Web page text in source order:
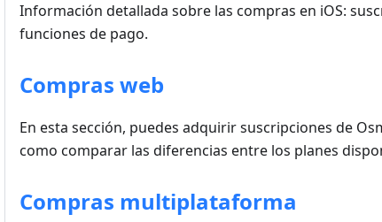
Información detallada sobre las compras en iOS:
funciones de pago.
Compras web
En esta sección, puedes adquirir suscripciones de
como comparar las diferencias entre los planes
Compras multiplataforma